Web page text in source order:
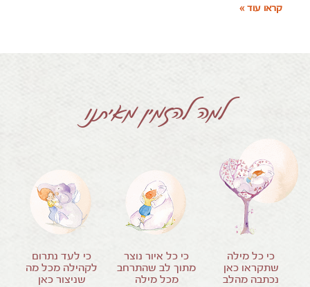
קראו עוד »
למה להזמין מאיתנו
כי כל מילה
שתקראו כאן
נכתבה מהלב
כי כל איור נוצר
מתוך לב שהתרחב
מכל מילה
כי לעד נתרום
לקהילה מכל מה
שניצור כאן